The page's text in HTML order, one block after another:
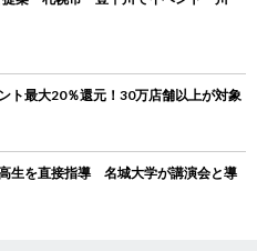
ト最大20％還元！30万店舗以上が対象
生を直接指導 名城大学が講演会と導